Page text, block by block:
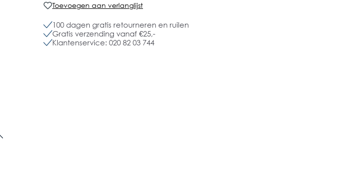
Toevoegen aan verlanglijst
100 dagen gratis retourneren en ruilen
Gratis verzending vanaf €25,-
Klantenservice: 020 82 03 744